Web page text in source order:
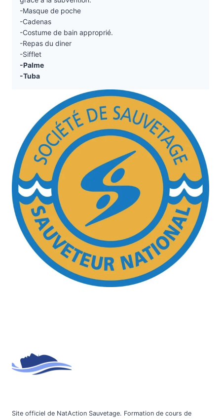
-Masque de poche
-Cadenas
-Costume de bain approprié.
-Repas du diner
-Sifflet
-Palme
-Tuba
Site officiel de NatAction Sauvetage. Formation de cours de